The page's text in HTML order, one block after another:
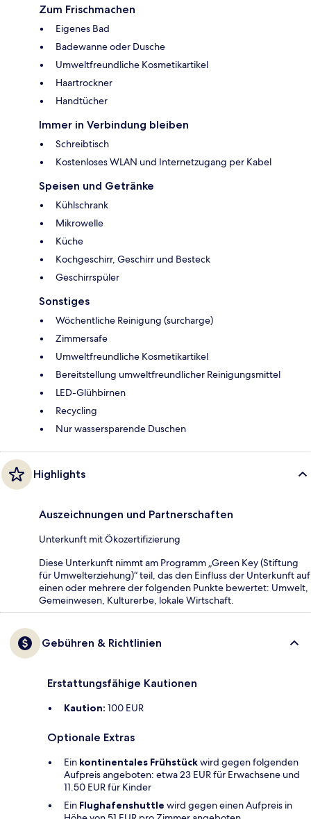
Zum Frischmachen
Eigenes Bad
Badewanne oder Dusche
Umweltfreundliche Kosmetikartikel
Haartrockner
Handtücher
Immer in Verbindung bleiben
Schreibtisch
Kostenloses WLAN und Internetzugang per Kabel
Speisen und Getränke
Kühlschrank
Mikrowelle
Küche
Kochgeschirr, Geschirr und Besteck
Geschirrspüler
Sonstiges
Wöchentliche Reinigung (surcharge)
Zimmersafe
Umweltfreundliche Kosmetikartikel
Bereitstellung umweltfreundlicher Reinigungsmittel
LED-Glühbirnen
Recycling
Nur wassersparende Duschen
Highlights
Auszeichnungen und Partnerschaften
Unterkunft mit Ökozertifizierung
Diese Unterkunft nimmt am Programm „Green Key (Stiftung
für Umwelterziehung)“ teil, das den Einfluss der Unterkunft auf
einen oder mehrere der folgenden Punkte bewertet: Umwelt,
Gemeinwesen, Kulturerbe, lokale Wirtschaft.
Gebühren & Richtlinien
Erstattungsfähige Kautionen
Kaution: 100 EUR
Optionale Extras
Ein kontinentales Frühstückwird gegen folgenden
Aufpreis angeboten: etwa 23 EUR für Erwachsene und
11.50 EUR für Kinder
Ein Flughafenshuttle wird gegen einen Aufpreis in